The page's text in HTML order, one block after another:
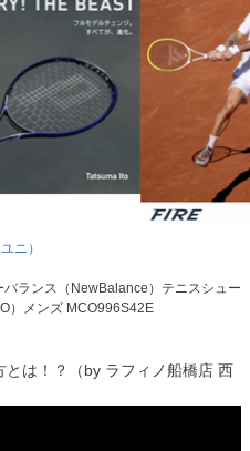
ニ）
ランス（NewBalance）テニスシュー
）メンズ MCO996S42E
は！？（by ラフィノ船橋店 西